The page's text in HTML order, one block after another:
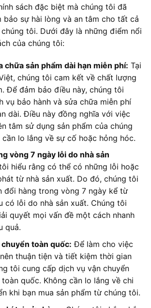
sách đặc biệt mà chúng tôi đã
bảo sự hài lòng và an tâm cho tất cả
tôi. Dưới đây là những điểm nổi
của chúng tôi:
chữa sản phẩm dài hạn miễn phí: Tại
chúng tôi cam kết về chất lượng
Để đảm bảo điều này, chúng tôi
vụ bảo hành và sửa chữa miễn phí
dài. Điều này đồng nghĩa với việc
tâm sử dụng sản phẩm của chúng
lo lắng về sự cố hoặc hỏng hóc.
vòng 7 ngày lỗi do nhà sản
hiểu rằng có thể có những lỗi hoặc
từ nhà sản xuất. Do đó, chúng tôi
đổi hàng trong vòng 7 ngày kể từ
có lỗi do nhà sản xuất. Chúng tôi
quyết mọi vấn đề một cách nhanh
quả.
toàn quốc: Để làm cho việc
thuận tiện và tiết kiệm thời gian
tôi cung cấp dịch vụ vận chuyển
quốc. Không cần lo lắng về chi
khi bạn mua sản phẩm từ chúng tôi.